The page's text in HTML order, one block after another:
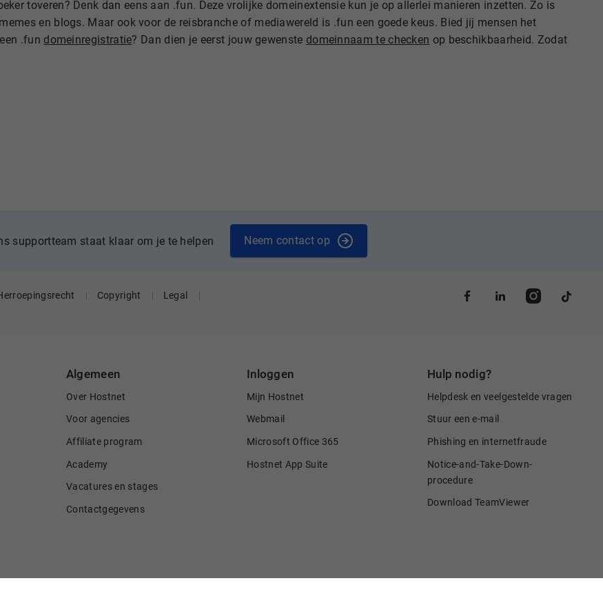
toveren? Denk dan eens aan .fun. Deze vrolijke domeinextensie kun je op allerlei manieren inzetten. Zo is
en blogs. Maar ook voor de reisbranche of mediawereld is .fun een goede keus. Bied jij mensen het
.fun domeinregistratie? Dan dien je eerst jouw gewenste domeinnaam te checken op beschikbaarheid. Zodat
supportteam staat klaar om je te helpen Neem contact op
Copyright
Legal
Algemeen
Over Hostnet
Voor agencies
Affiliate program
Academy
Vacatures en stages
Contactgegevens
Inloggen
Mijn Hostnet
Webmail
Microsoft Office 365
Hostnet App Suite
Hulp nodig?
Helpdesk en veelgestelde vragen
Stuur een e-mail
Phishing en internetfraude
Notice-and-Take-Down-
procedure
Download TeamViewer